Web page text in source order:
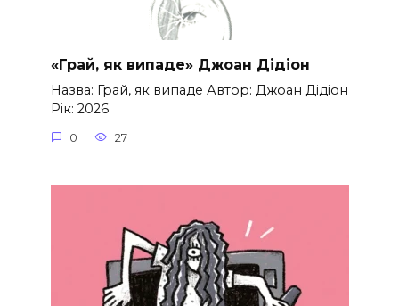
«Грай, як випаде» Джоан Дідіон
Назва: Грай, як випаде Автор: Джоан Дідіон
Рік: 2026
0 27